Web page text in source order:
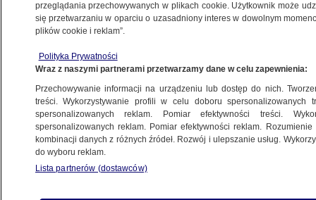
POZNAŃ
kierowców omijała rogatki. Nagranie
Aleksandra Arendt-Czekała
30.06.2026, 12:43
Posłuchaj artykułu
Czyta lektor AI
przeglądania przechowywanych w plikach cookie. Użytkownik może
się przetwarzaniu w oparciu o uzasadniony interes w dowolnym
plików cookie i reklam”.
Polityka Prywatności
Wraz z naszymi partnerami przetwarzamy dane w celu zapewnienia:
Przechowywanie informacji na urządzeniu lub dostęp do nich.
treści. Wykorzystywanie profili w celu doboru spersonalizowanych
spersonalizowanych reklam. Pomiar efektywności treści.
spersonalizowanych reklam. Pomiar efektywności reklam.
kombinacji danych z różnych źródeł. Rozwój i ulepszanie usług.
do wyboru reklam.
Lista partnerów (dostawców)